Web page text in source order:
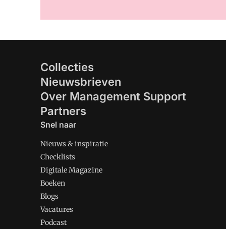
Collecties
Nieuwsbrieven
Over Management Support
Partners
Snel naar
Nieuws & inspiratie
Checklists
Digitale Magazine
Boeken
Blogs
Vacatures
Podcast